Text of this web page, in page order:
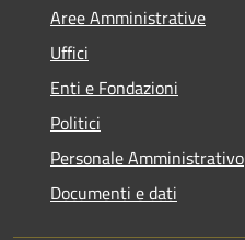
Aree Amministrative
Uffici
Enti e Fondazioni
Politici
Personale Amministrativo
Documenti e dati